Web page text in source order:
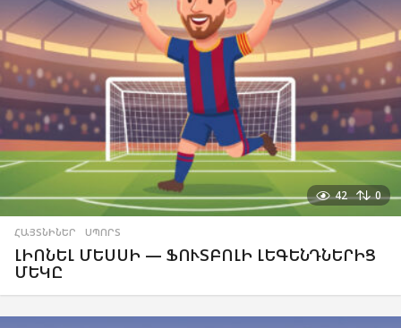
42 0
ՀԱՅՏՆԻՆԵՐ ,ՍՊՈՐՏ
ԼԻՈՆԵԼ ՄԵՍՍԻ — ՖՈՒՏԲՈԼԻ ԼԵԳԵՆԴՆԵՐԻՑ
ՄԵԿԸ